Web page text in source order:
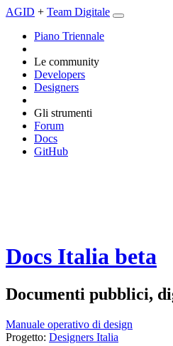
AGID + Team Digitale
Piano Triennale
Le community
Developers
Designers
Gli strumenti
Forum
Docs
GitHub
Docs Italia beta
Documenti pubblici,
Manuale operativo di design
Progetto: Designers Italia